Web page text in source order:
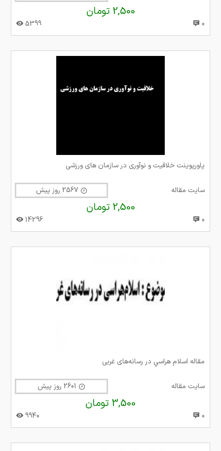
2,500 تومان
0
5399
پاورپوینت خلاقیت و نوآوری در سازمان های ورزشی
سایت مقاله
2,500 تومان
0
14296
مقاله اسلام‌ هراسي در رسانه‌های غربی
سایت مقاله
3,500 تومان
0
9940